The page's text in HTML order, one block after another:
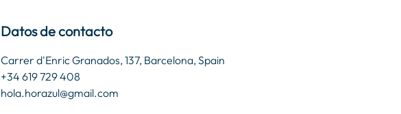
Datos de contacto
Carrer d'Enric Granados, 137, Barcelona, Spain
+34 619 729 408
hola.horazul@gmail.com